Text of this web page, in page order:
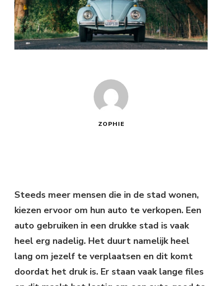
ZOPHIE
Steeds meer mensen die in de stad wonen,
kiezen ervoor om hun auto te verkopen. Een
auto gebruiken in een drukke stad is vaak
heel erg nadelig. Het duurt namelijk heel
lang om jezelf te verplaatsen en dit komt
doordat het druk is. Er staan vaak lange files